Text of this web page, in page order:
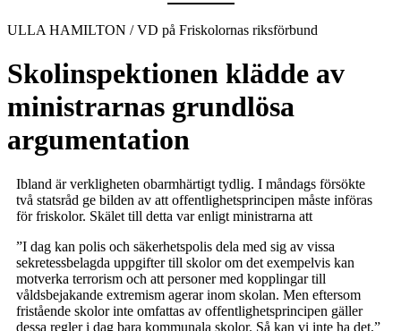
ULLA HAMILTON / VD på Friskolornas riksförbund
Skolinspektionen klädde av
ministrarnas grundlösa
argumentation
Ibland är verkligheten obarmhärtigt tydlig. I måndags försökte
två statsråd ge bilden av att offentlighetsprincipen måste införas
för friskolor. Skälet till detta var enligt ministrarna att
”I dag kan polis och säkerhetspolis dela med sig av vissa
sekretessbelagda uppgifter till skolor om det exempelvis kan
motverka terrorism och att personer med kopplingar till
våldsbejakande extremism agerar inom skolan. Men eftersom
fristående skolor inte omfattas av offentlighetsprincipen gäller
dessa regler i dag bara kommunala skolor. Så kan vi inte ha det.”